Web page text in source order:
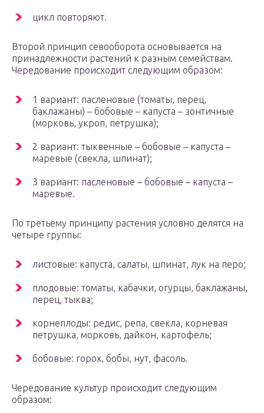
цикл повторяют.
Второй принцип севооборота основывается на
принадлежности растений к разным семействам.
Чередование происходит следующим образом:
1 вариант: пасленовые (томаты, перец,
баклажаны) – бобовые – капуста – зонтичные
(морковь, укроп, петрушка);
2 вариант: тыквенные – бобовые – капуста –
маревые (свекла, шпинат);
3 вариант: пасленовые – бобовые – капуста –
маревые.
По третьему принципу растения условно делятся на
четыре группы:
листовые: капуста, салаты, шпинат, лук на перо;
плодовые: томаты, кабачки, огурцы, баклажаны,
перец, тыква;
корнеплоды: редис, репа, свекла, корневая
петрушка, морковь, дайкон, картофель;
бобовые: горох, бобы, нут, фасоль.
Чередование культур происходит следующим
образом: